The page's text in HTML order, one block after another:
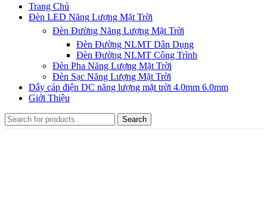
Trang Chủ
Đèn LED Năng Lượng Mặt Trời
Đèn Đường Năng Lượng Mặt Trời
Đèn Đường NLMT Dân Dụng
Đèn Đường NLMT Công Trình
Đèn Pha Năng Lượng Mặt Trời
Đèn Sạc Năng Lượng Mặt Trời
Dây cáp điện DC năng lượng mặt trời 4.0mm 6.0mm
Giới Thiệu
Search